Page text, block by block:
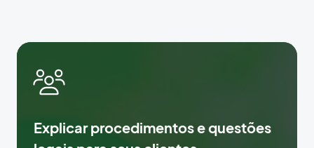
Explicar procedimentos e questões